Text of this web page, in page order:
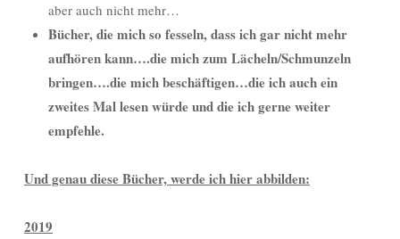
aber auch nicht mehr…
Bücher, die mich so fesseln, dass ich gar nicht mehr
aufhören kann….die mich zum Lächeln/Schmunzeln
bringen….die mich beschäftigen…die ich auch ein
zweites Mal lesen würde und die ich gerne weiter
empfehle.
Und genau diese Bücher, werde ich hier abbilden:
2019